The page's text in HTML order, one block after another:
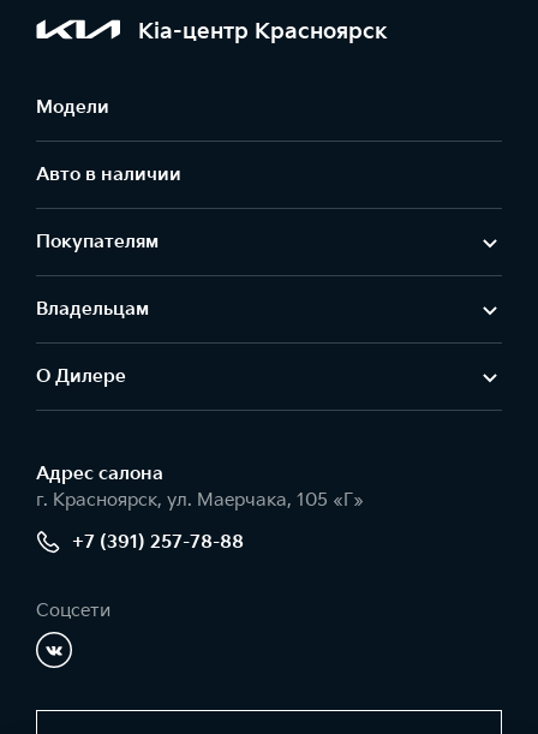
Kia-центр Красноярск
Модели
Авто в наличии
Покупателям
Владельцам
О Дилере
Адрес салонa
г. Красноярск, ул. Маерчака, 105 «Г»
+7 (391) 257-78-88
Соцсети